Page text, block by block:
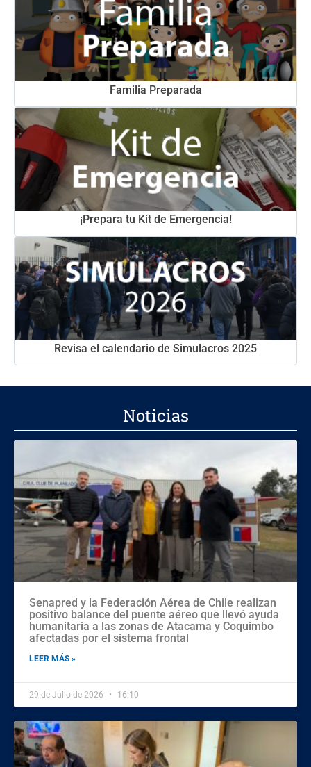
Familia Preparada
¡Prepara tu Kit de Emergencia!
Revisa el calendario de Simulacros 2025
Noticias
Senapred y la Federación Aérea de Chile realizan
positivo balance del puente aéreo que llevó ayuda
humanitaria a las zonas de Atacama y Coquimbo
afectadas por el sistema frontal
LEER MÁS »
29 de Julio de 2026 16:10